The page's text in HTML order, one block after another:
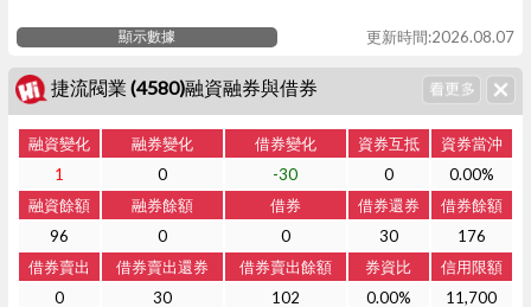
顯示數據 更新時間:2026.08.07
捷流閥業 (4580)融資融券與借券
融資變化 融券變化 借券變化 資券互抵
資券當沖
1
0 -30 0
0.00%
融資餘額
融券餘額 借券 借券還券
借券餘額
96
0 0 30
176
借券賣出
借券賣出還券 借券賣出餘額 券資比
信用限額
0
30 102 0.00% 11,700